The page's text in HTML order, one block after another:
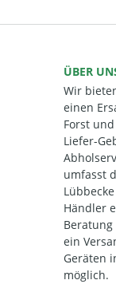
ÜBER
Wir
einen
Forst
Liefer-
umfasst
Händler
ein
Geräten
möglich.